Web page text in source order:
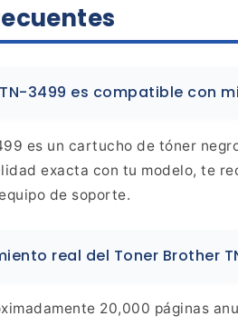
3499 es compatible con mi
es un cartucho de tóner
exacta con tu modelo, te
de soporte.
real del Toner Brother
20,000 páginas